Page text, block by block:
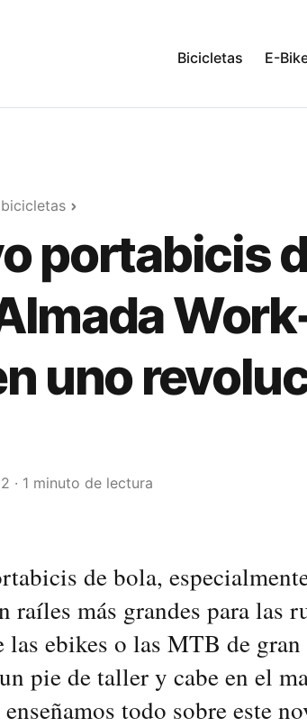
Bicicletas E-
portabicis
uno
· 1 minuto de lectura
de bola,
más grandes para las
las ebikes o las MTB de
pie de taller y cabe en el
todo sobre este